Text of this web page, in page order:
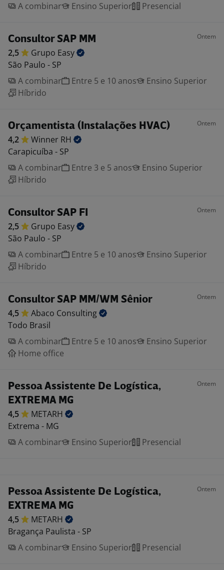
A combinar
Ensino Superior Presencial
Consultor SAP MM Ontem
2,5 Grupo Easy
São Paulo - SP
A combinar
Entre 5 e 10 anos
Ensino Superior
Híbrido
Orçamentista (Instalações HVAC) Ontem
4,2 Winner RH
Carapicuíba - SP
A combinar
Entre 3 e 5 anos
Ensino Superior
Híbrido
Consultor SAP FI Ontem
2,5 Grupo Easy
São Paulo - SP
A combinar
Entre 5 e 10 anos
Ensino Superior
Híbrido
Consultor SAP MM/WM Sênior Ontem
4,5 Abaco Consulting
Todo Brasil
A combinar
Entre 5 e 10 anos
Ensino Superior
Home office
Pessoa Assistente De Logística,
EXTREMA MG
Ontem
4,5
METARH
Extrema - MG
A combinar
Ensino Superior Presencial
Pessoa Assistente De Logística,
EXTREMA MG
Ontem
4,5
METARH
Bragança Paulista - SP
A combinar
Ensino Superior Presencial